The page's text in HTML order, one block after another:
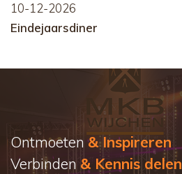
10-12-2026
Eindejaarsdiner
Ontmoeten & Inspireren
Verbinden & Kennis delen